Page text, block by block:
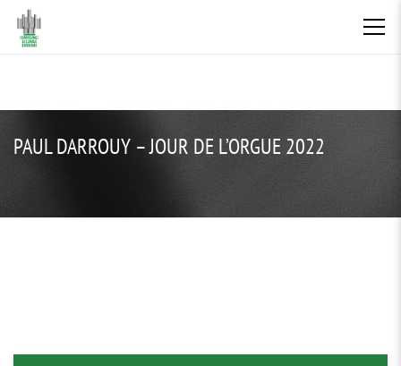
PAUL DARROUY – JOUR DE L’ORGUE 2022